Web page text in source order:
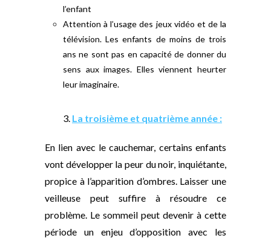
l’enfant
Attention à l’usage des jeux vidéo et de la
télévision. Les enfants de moins de trois
ans ne sont pas en capacité de donner du
sens aux images. Elles viennent heurter
leur imaginaire.
3. La troisième et quatrième année :
En lien avec le cauchemar, certains enfants
vont développer la peur du noir, inquiétante,
propice à l’apparition d’ombres. Laisser une
veilleuse peut suffire à résoudre ce
problème. Le sommeil peut devenir à cette
période un enjeu d’opposition avec les